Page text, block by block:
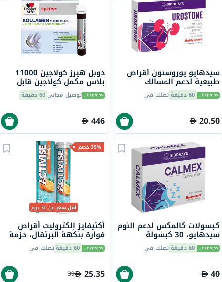
سيدهايو يوروستون أقراص
طبيعية لدعم المسالك
البولية، حزمة من 30
60 دقيقة تصلك في
20.50
دوبل هيرز كولاجين 11000
بلاس مكمل كولاجين قابل
للشرب لصحة المفاصل، قوارير
جرعة واحدة حزمة من 30 توصيل مجاني60 دقيقة
446
كبسولات كالمكس لدعم النوم
سيدهايو، 30 كبسولة
60 دقيقة تصلك في
40
35% خصم
أقل سعرمن 30 يوم
أكتيفايز إلكتروليت أقراص
فوارة بنكهة البرتقال، حزمة
من 20 60 دقيقة تصلك في
25.35
39